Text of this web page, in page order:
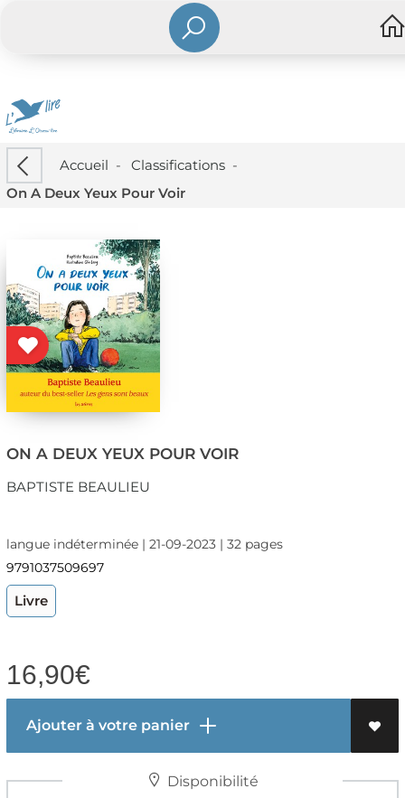
Accueil - Classifications-
On A Deux Yeux Pour Voir
ON A DEUX YEUX POUR VOIR
BAPTISTE BEAULIEU
langue indéterminée | 21-09-2023 | 32 pages
9791037509697
Livre
16,90€
Ajouter à votre panier
Disponibilité